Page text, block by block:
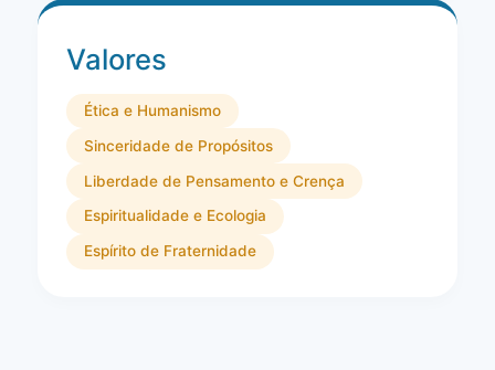
Valores
Ética e Humanismo
Sinceridade de Propósitos
Liberdade de Pensamento e Crença
Espiritualidade e Ecologia
Espírito de Fraternidade